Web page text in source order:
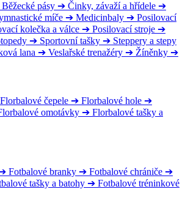
Běžecké pásy ➔ Činky, závaží a hřídele ➔
míče ➔ Medicinbaly ➔ Posilovací
kolečka a válce ➔ Posilovací stroje ➔
➔ Sportovní tašky ➔ Steppery a stepy
lana ➔ Veslařské trenažéry ➔ Žíněnky ➔
Florbalové čepele ➔ Florbalové hole ➔
omotávky ➔ Florbalové tašky a
Fotbalové branky ➔ Fotbalové chrániče ➔
tašky a batohy ➔ Fotbalové tréninkové